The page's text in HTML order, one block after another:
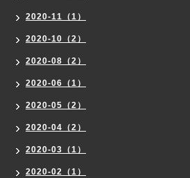
2020-11（1）
2020-10（2）
2020-08（2）
2020-06（1）
2020-05（2）
2020-04（2）
2020-03（1）
2020-02（1）